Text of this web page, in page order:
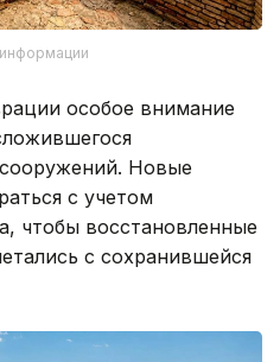
особое внимание
Новые
с учетом
чтобы восстановленные
с сохранившейся